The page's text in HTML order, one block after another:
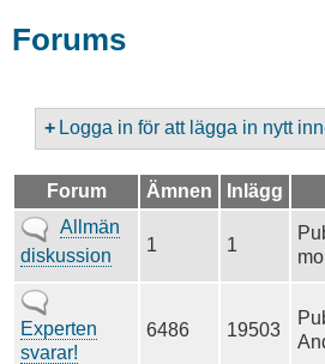
Forums
Logga in för att lägga in nytt
Forum Ämnen Inlägg
Inga
nya
Allmän
diskussion
1 1
Inga
nya
inlägg
Experten
svarar!
6486 19503